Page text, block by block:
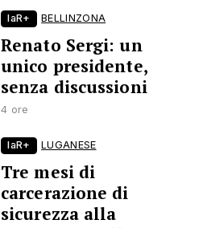
laR+ BELLINZONA
Renato Sergi: un
unico presidente,
senza discussioni
4 ore
laR+ LUGANESE
Tre mesi di
carcerazione di
sicurezza alla